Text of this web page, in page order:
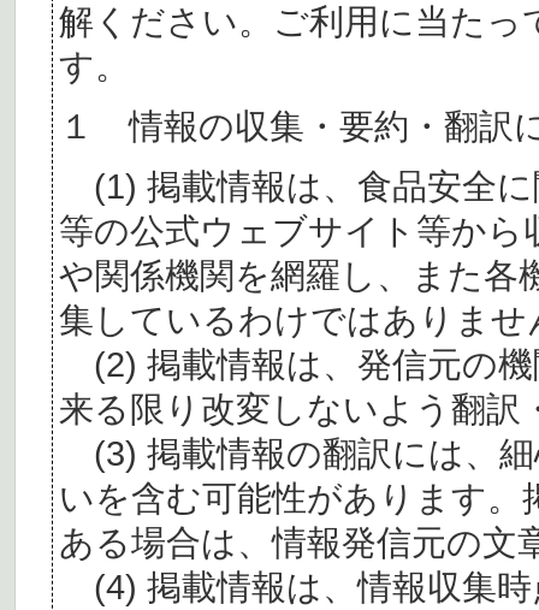
解ください。ご利用に当た
す。
１ 情報の収集・要約・翻訳
(1) 掲載情報は、食品安全
等の公式ウェブサイト等か
や関係機関を網羅し、また各
集しているわけではありませ
(2) 掲載情報は、発信元の
来る限り改変しないよう翻訳
(3) 掲載情報の翻訳には、
いを含む可能性があります。
ある場合は、情報発信元の文
(4) 掲載情報は、情報収集